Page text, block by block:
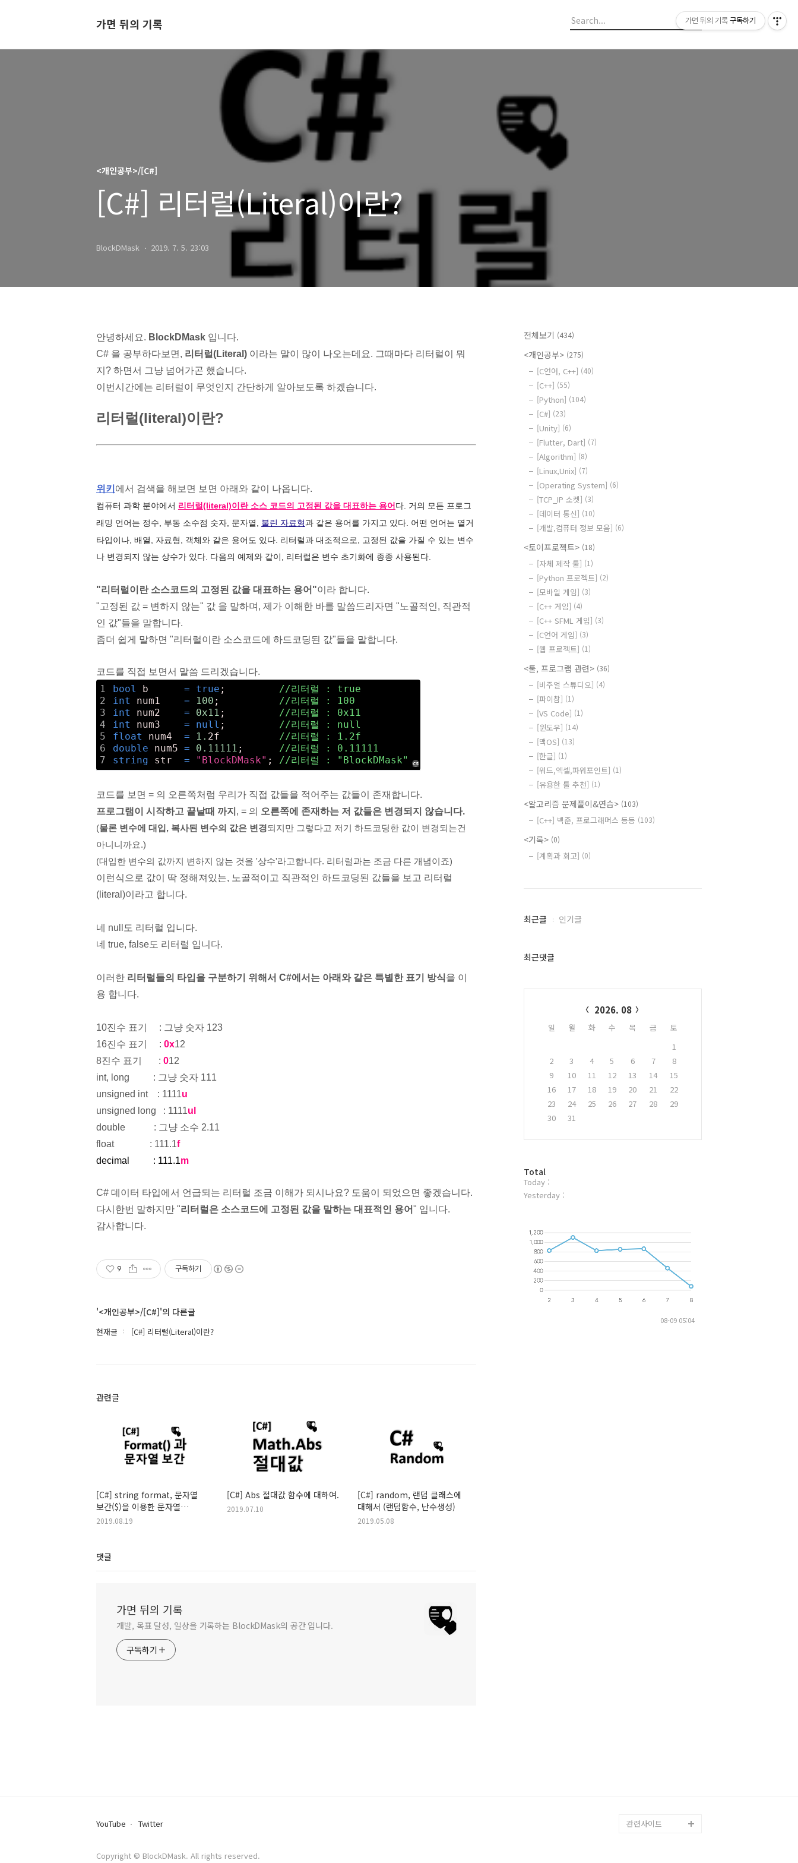
가면 뒤의 기록
<개인공부>/[C#]
[C#] 리터럴(Literal)이란?
BlockDMask 2019. 7. 5. 23:03
안녕하세요. BlockDMask 입니다.
C# 을 공부하다보면, 리터럴(Literal) 이라는 말이 많이 나오는데요. 그때마다 리터럴이 뭐
지? 하면서 그냥 넘어가곤 했습니다.
이번시간에는 리터럴이 무엇인지 간단하게 알아보도록 하겠습니다.
리터럴(literal)이란?
위키 에서 검색을 해보면 보면 아래와 같이 나옵니다.
컴퓨터 과학 분야에서 리터럴(literal)이란 소스 코드의 고정된 값을 대표하는 용어 다. 거의 모든 프로그
래밍 언어는 정수, 부동 소수점 숫자, 문자열, 불린 자료형과 같은 용어를 가지고 있다. 어떤 언어는 열거
타입이나, 배열, 자료형, 객체와 같은 용어도 있다. 리터럴과 대조적으로, 고정된 값을 가질 수 있는 변수
나 변경되지 않는 상수가 있다. 다음의 예제와 같이, 리터럴은 변수 초기화에 종종 사용된다.
"리터럴이란 소스코드의 고정된 값을 대표하는 용어"이라 합니다.
"고정된 값 = 변하지 않는" 값 을 말하며, 제가 이해한 바를 말씀드리자면 " 노골적인, 직관적
인 값"들을 말합니다.
좀더 쉽게 말하면 "리터럴이란 소스코드에 하드코딩된 값"들을 말합니다.
코드를 직접 보면서 말씀 드리겠습니다.
1
2
3
4
5
6
7
bool b = true ; //리터럴 : true
int
num1 = 100 ; //리터럴 : 100
int
num2 = 0x11 ; //리터럴 : 0x11
int
num3 = null ; //리터럴 : null
float
num4 = 1. 2f //리터럴 : 1.2f
double num5 = 0. 11111 ; //리터럴 : 0.11111
string str = "BlockDMask" ; //리터럴 : "BlockDMask" cs
코드를 보면 = 의 오른쪽처럼 우리가 직접 값들을 적어주는 값들이 존재합니다.
프로그램이 시작하고 끝날때 까지 , = 의 오른쪽에 존재하는 저 값들은 변경되지 않습니다.
(물론 변수에 대입, 복사된 변수의 값은 변경되지만 그렇다고 저기 하드코딩한 값이 변경되는건
아니니까요.)
(대입한 변수의 값까지 변하지 않는 것을 '상수'라고합니다. 리터럴과는 조금 다른 개념이죠)
이런식으로 값이 딱 정해져있는, 노골적이고 직관적인 하드코딩된 값들을 보고 리터럴
(literal)이라고 합니다.
네 nul
도 리터럴 입니다.
네 true, false도 리터럴 입니다.
이러한 리터럴들의 타입을 구분하기 위해서 C#에서는 아래와 같은 특별한 표기 방식을 이
용 합니다.
10진수 표기
: 그냥 숫자 123
16진수 표기
: 0x12
8진수 표기
: 012
int, long
: 그냥 숫자 111
unsigned int
: 1111u
unsigned long
: 1111ul
double
: 그냥 소수 2.11
float
: 111.1f
decimal
: 111.1m
C# 데이터 타입에서 언급되는 리터럴 조금 이해가 되시나요? 도움이 되었으면 좋겠습니다.
다시한번 말하지만 "리터럴은 소스코드에 고정된 값을 말하는 대표적인 용어" 입니다.
감사합니다.
9 구독하기
'<개인공부>/[C#]'의 다른글
현재글 [C#] 리터럴(Literal)이란?
관련글
[C#] string format, 문자열
보간($)을 이용한 문자열
출력방법
2019.08.19
[C#] Abs 절대값 함수에 대하여.
2019.07.10
[C#] random, 랜덤 클래스에
대해서 (랜덤함수, 난수생성)
2019.05.08
댓글
가면 뒤의 기록
개발, 목표 달성, 일상을 기록하는 BlockDMask의 공간 입니다.
구독하기
전체보기 (434)
<개인공부> (275)
[C언어, C++] (40)
[C++] (55)
[Python] (104)
[C#] (23)
[Unity] (6)
[Flutter, Dart] (7)
[Algorithm] (8)
[Linux,Unix] (7)
[Operating System] (6)
[TCP_IP 소켓] (3)
[데이터 통신] (10)
[개발,컴퓨터 정보 모음] (6)
<토이프로젝트> (18)
[자체 제작 툴] (1)
[Python 프로젝트] (2)
[모바일 게임] (3)
[C++ 게임] (4)
[C++ SFML 게임] (3)
[C언어 게임] (3)
[웹 프로젝트] (1)
<툴, 프로그램 관련> (36)
[비주얼 스튜디오] (4)
[파이참] (1)
[VS Code] (1)
[윈도우] (14)
[맥OS] (13)
[한글] (1)
[워드,엑셀,파워포인트] (1)
[유용한 툴 추천] (1)
<알고리즘 문제풀이&연습> (103)
[C++] 백준, 프로그래머스 등등 (103)
<기록> (0)
[계획과 회고] (0)
최
과
최근글 인기글
최근댓글
2026. 08
일 월 화 수 목 금
토
1
2
3 4 5 6 7
8
9
10 11 12 13 14
15
16
17 18 19 20 21
22
23
24 25 26 27 28
29
30
31
방
문
자
Total
Today :
Yesterday :
08-09 05:04
YouTube Twitter
Copyright © BlockDMask. All rights reserved.
관련사이트
가면 뒤의 기록 구독하기